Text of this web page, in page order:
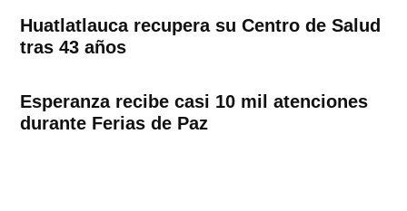
Huatlatlauca recupera su Centro de Salud
tras 43 años
Esperanza recibe casi 10 mil atenciones
durante Ferias de Paz